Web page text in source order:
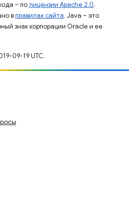
– полицензии Apache 2.0.
вправилах сайта. Java – это
знак корпорации Oracle и ее
09-19 UTC.